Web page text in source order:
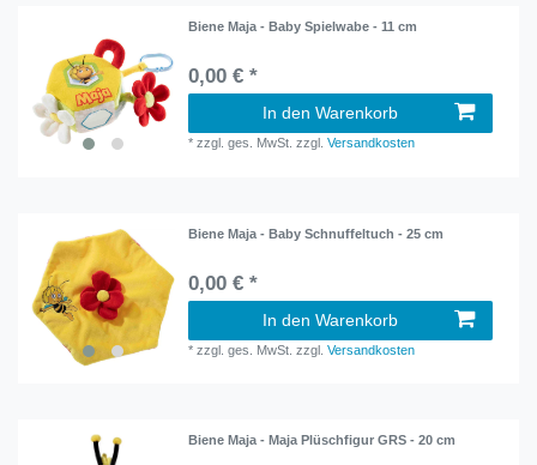
Biene Maja - Baby Spielwabe - 11 cm
0,00 € *
In den Warenkorb
*zzgl. ges. MwSt. zzgl.Versandkosten
Biene Maja - Baby Schnuffeltuch - 25 cm
0,00 € *
In den Warenkorb
*zzgl. ges. MwSt. zzgl.Versandkosten
Biene Maja - Maja Plüschfigur GRS - 20 cm